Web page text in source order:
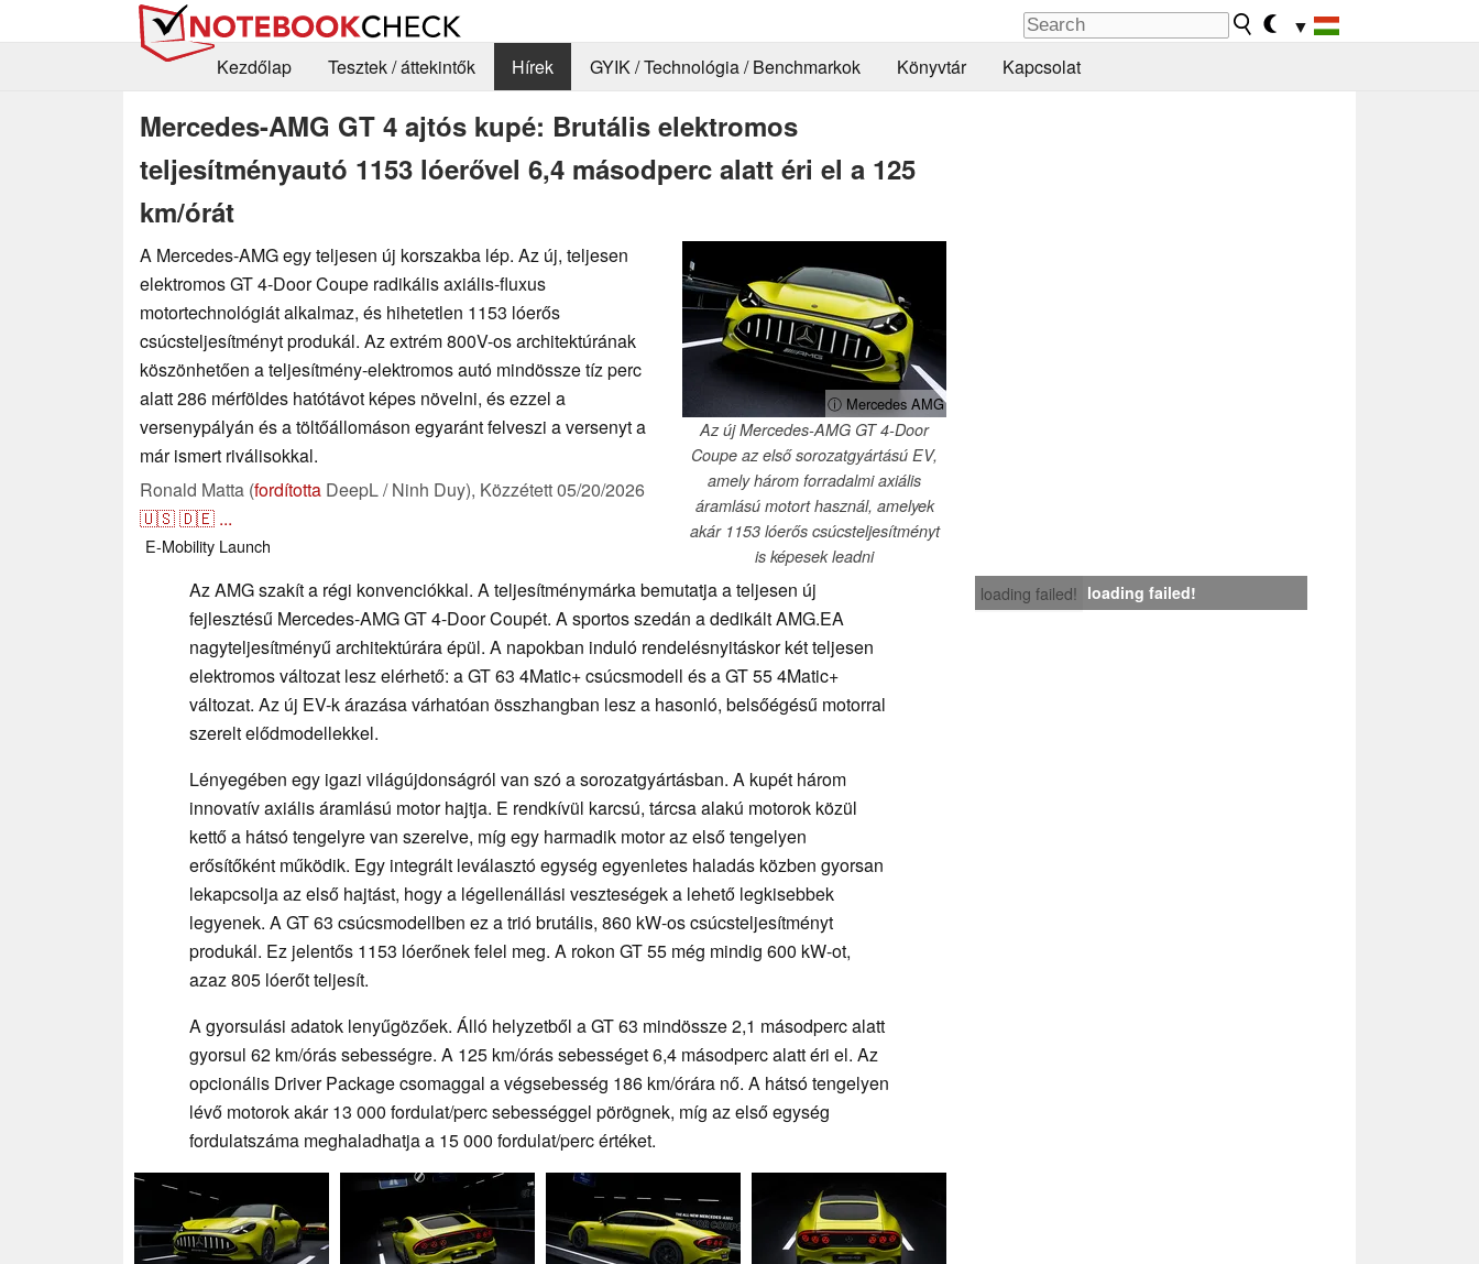
▼
Kezdőlap
Tesztek / áttekintők Hírek GYIK / Technológia / Benchmarkok Könyvtár Kapcsolat
Mercedes-AMG GT 4 ajtós kupé: Brutális elektromos
teljesítményautó 1153 lóerővel 6,4 másodperc alatt éri el a 125
km/órát
ⓘ Mercedes AMG
Az új Mercedes-AMG GT 4-Door
Coupe az első sorozatgyártású EV,
amely három forradalmi axiális
áramlású motort használ, amelyek
akár 1153 lóerős csúcsteljesítményt
is képesek leadni
A Mercedes-AMG egy teljesen új korszakba lép. Az új, teljesen
elektromos GT 4-Door Coupe radikális axiális-fluxus
motortechnológiát alkalmaz, és hihetetlen 1153 lóerős
csúcsteljesítményt produkál. Az extrém 800V-os architektúrának
köszönhetően a teljesítmény-elektromos autó mindössze tíz perc
alatt 286 mérföldes hatótávot képes növelni, és ezzel a
versenypályán és a töltőállomáson egyaránt felveszi a versenyt a
már ismert riválisokkal.
Ronald Matta (fordította DeepL / Ninh Duy), Közzétett05/20/2026
🇺🇸🇩🇪 ...
E-Mobility Launch
loading failed! loading failed!
Az AMG szakít a régi konvenciókkal. A teljesítménymárka bemutatja a teljesen új
fejlesztésű Mercedes-AMG GT 4-Door Coupét. A sportos szedán a dedikált AMG.EA
nagyteljesítményű architektúrára épül. A napokban induló rendelésnyitáskor két teljesen
elektromos változat lesz elérhető: a GT 63 4Matic+ csúcsmodell és a GT 55 4Matic+
változat. Az új EV-k árazása várhatóan összhangban lesz a hasonló, belsőégésű motorral
szerelt elődmodellekkel.
Lényegében egy igazi világújdonságról van szó a sorozatgyártásban. A kupét három
innovatív axiális áramlású motor hajtja. E rendkívül karcsú, tárcsa alakú motorok közül
kettő a hátsó tengelyre van szerelve, míg egy harmadik motor az első tengelyen
erősítőként működik. Egy integrált leválasztó egység egyenletes haladás közben gyorsan
lekapcsolja az első hajtást, hogy a légellenállási veszteségek a lehető legkisebbek
legyenek. A GT 63 csúcsmodellben ez a trió brutális, 860 kW-os csúcsteljesítményt
produkál. Ez jelentős 1153 lóerőnek felel meg. A rokon GT 55 még mindig 600 kW-ot,
azaz 805 lóerőt teljesít.
A gyorsulási adatok lenyűgözőek. Álló helyzetből a GT 63 mindössze 2,1 másodperc alatt
gyorsul 62 km/órás sebességre. A 125 km/órás sebességet 6,4 másodperc alatt éri el. Az
opcionális Driver Package csomaggal a végsebesség 186 km/órára nő. A hátsó tengelyen
lévő motorok akár 13 000 fordulat/perc sebességgel pörögnek, míg az első egység
fordulatszáma meghaladhatja a 15 000 fordulat/perc értéket.